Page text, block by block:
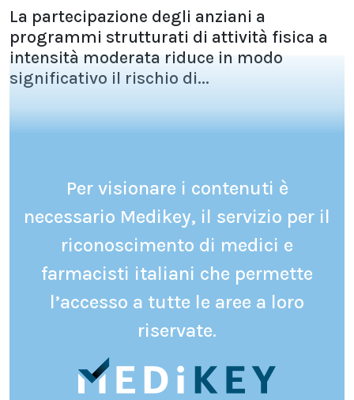
La partecipazione degli anziani a
programmi strutturati di attività fisica a
intensità moderata riduce in modo
significativo il rischio di...
Per visionare i contenuti è
necessario Medikey, il servizio per il
riconoscimento di medici e
farmacisti italiani che permette
l’accesso a tutte le aree a loro
riservate.